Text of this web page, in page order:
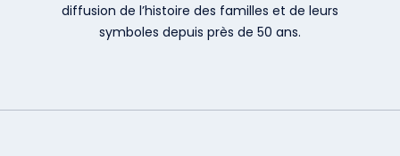
diffusion de l’histoire des familles et de leurs
symboles depuis près de 50 ans.